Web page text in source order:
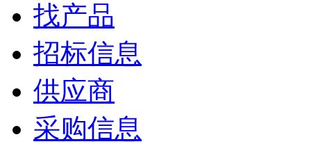
找产品
招标信息
供应商
采购信息